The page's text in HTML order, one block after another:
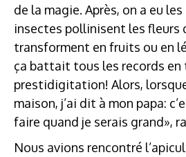
de la magie. Après, on a eu
insectes pollinisent les fleurs
transforment en fruits ou en
ça battait tous les records en
prestidigitation! Alors,
maison, j’ai dit à mon papa:
faire quand je serais grand»,
Nous avions rencontré